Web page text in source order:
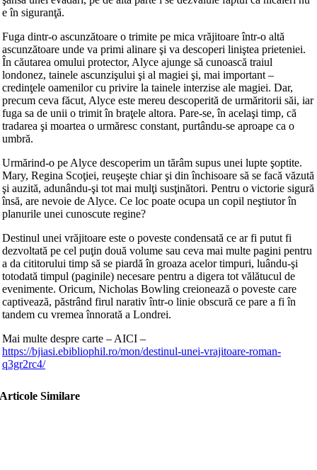
e în siguranţă.
Fuga dintr-o ascunzătoare o trimite pe mica vrăjitoare într-o altă
ascunzătoare unde va primi alinare şi va descoperi liniştea prieteniei.
În căutarea omului protector, Alyce ajunge să cunoască traiul
londonez, tainele ascunzişului şi al magiei şi, mai important –
credinţele oamenilor cu privire la tainele interzise ale magiei. Dar,
precum ceva făcut, Alyce este mereu descoperită de urmăritorii săi, iar
fuga sa de unii o trimit în braţele altora. Pare-se, în acelaşi timp, că
tradarea şi moartea o urmăresc constant, purtându-se aproape ca o
umbră.
Urmărind-o pe Alyce descoperim un tărâm supus unei lupte şoptite.
Mary, Regina Scoţiei, reuşeşte chiar şi din închisoare să se facă văzută
şi auzită, adunându-şi tot mai mulţi susţinători. Pentru o victorie sigură
însă, are nevoie de Alyce. Ce loc poate ocupa un copil neştiutor în
planurile unei cunoscute regine?
Destinul unei vrăjitoare este o poveste condensată ce ar fi putut fi
dezvoltată pe cel puţin două volume sau ceva mai multe pagini pentru
a da cititorului timp să se piardă în groaza acelor timpuri, luându-şi
totodată timpul (paginile) necesare pentru a digera tot vălătucul de
evenimente. Oricum, Nicholas Bowling creionează o poveste care
captivează, păstrând firul narativ într-o linie obscură ce pare a fi în
tandem cu vremea înnorată a Londrei.
Mai multe despre carte – AICI –
https://bjiasi.ebibliophil.ro/mon/destinul-unei-vrajitoare-roman-
q3gr2rc4/
Articole Similare